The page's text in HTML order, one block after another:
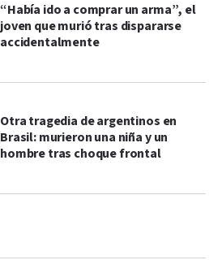
“Había ido a comprar un arma”, el
joven que murió tras dispararse
accidentalmente
Otra tragedia de argentinos en
Brasil: murieron una niña y un
hombre tras choque frontal